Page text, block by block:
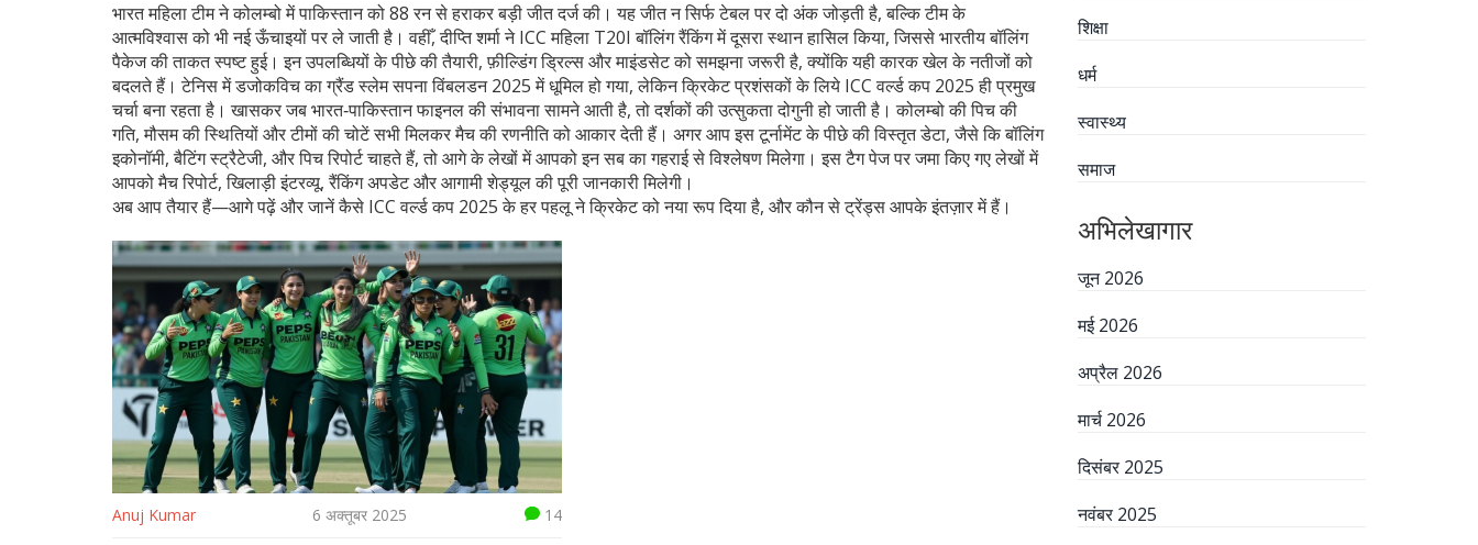
भारत महिला टीम ने कोलम्बो में पाकिस्तान को 88 रन से हराकर बड़ी जीत दर्ज की। यह जीत न सिर्फ टेबल पर दो अंक जोड़ती है, बल्कि टीम के
आत्मविश्वास को भी नई ऊँचाइयों पर ले जाती है। वहीँ, दीप्ति शर्मा ने ICC महिला T20I बॉलिंग रैंकिंग में दूसरा स्थान हासिल किया, जिससे भारतीय बॉलिंग
पैकेज की ताकत स्पष्ट हुई। इन उपलब्धियों के पीछे की तैयारी, फ़ील्डिंग ड्रिल्स और माइंडसेट को समझना जरूरी है, क्योंकि यही कारक खेल के नतीजों को
बदलते हैं। टेनिस में डजोकविच का ग्रैंड स्लेम सपना विंबलडन 2025 में धूमिल हो गया, लेकिन क्रिकेट प्रशंसकों के लिये ICC वर्ल्ड कप 2025 ही प्रमुख
चर्चा बना रहता है। खासकर जब भारत‑पाकिस्तान फाइनल की संभावना सामने आती है, तो दर्शकों की उत्सुकता दोगुनी हो जाती है। कोलम्बो की पिच की
गति, मौसम की स्थितियों और टीमों की चोटें सभी मिलकर मैच की रणनीति को आकार देती हैं। अगर आप इस टूर्नामेंट के पीछे की विस्तृत डेटा, जैसे कि बॉलिंग
इकोनॉमी, बैटिंग स्ट्रैटेजी, और पिच रिपोर्ट चाहते हैं, तो आगे के लेखों में आपको इन सब का गहराई से विश्लेषण मिलेगा। इस टैग पेज पर जमा किए गए लेखों में
आपको मैच रिपोर्ट, खिलाड़ी इंटरव्यू, रैंकिंग अपडेट और आगामी शेड्यूल की पूरी जानकारी मिलेगी।
अब आप तैयार हैं—आगे पढ़ें और जानें कैसे ICC वर्ल्ड कप 2025 के हर पहलू ने क्रिकेट को नया रूप दिया है, और कौन से ट्रेंड्स आपके इंतज़ार में हैं।
Anuj Kumar 6 अक्तूबर 2025 14
शिक्षा
धर्म
स्वास्थ्य
समाज
अभिलेखागार
जून 2026
मई 2026
अप्रैल 2026
मार्च 2026
दिसंबर 2025
नवंबर 2025